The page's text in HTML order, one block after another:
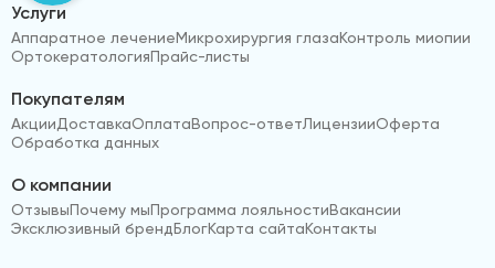
Услуги
Аппаратное лечениеМикрохирургия глазаКонтроль миопии
ОртокератологияПрайс-листы
Покупателям
АкцииДоставкаОплатаВопрос-ответЛицензииОферта
Обработка данных
О компании
ОтзывыПочему мыПрограмма лояльностиВакансии
Эксклюзивный брендБлогКарта сайтаКонтакты